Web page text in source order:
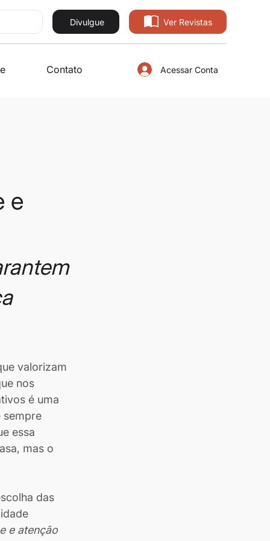
Divulgue Ver Revistas
Contato Acessar Conta
e
valorizam
nos
é uma
sempre
essa
mas o
das
e atenção